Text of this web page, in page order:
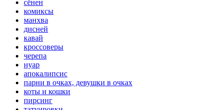
сёнен
комиксы
манхва
дисней
кавай
кроссоверы
черепа
нуар
апокалипсис
парни в очках, девушки в очках
коты и кошки
пирсинг